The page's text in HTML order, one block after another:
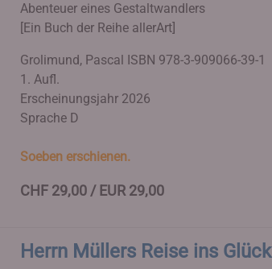
Abenteuer eines Gestaltwandlers
[Ein Buch der Reihe allerArt]
Grolimund, Pascal ISBN 978-3-909066-39-1
1. Aufl.
Erscheinungsjahr 2026
Sprache D
Soeben erschienen.
CHF 29,00 / EUR 29,00
Herrn Müllers Reise ins Glück